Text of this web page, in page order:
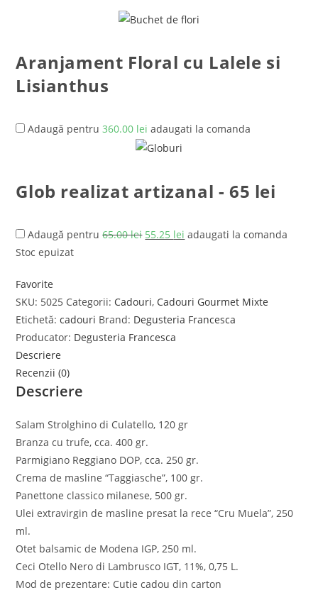
Aranjament Floral cu Lalele si
Lisianthus
Adaugă pentru360.00 lei adaugati la comanda
Glob realizat artizanal - 65 lei
Adaugă pentru65.00lei 55.25 lei adaugati la comanda
Stoc epuizat
Favorite
SKU: 5025 Categorii: Cadouri, Cadouri Gourmet Mixte
Etichetă:cadouri Brand: Degusteria Francesca
Producator: Degusteria Francesca
Descriere
Recenzii (0)
Descriere
Salam Strolghino di Culatello, 120 gr
Branza cu trufe, cca. 400 gr.
Parmigiano Reggiano DOP, cca. 250 gr.
Crema de masline “Taggiasche”, 100 gr.
Panettone classico milanese, 500 gr.
Ulei extravirgin de masline presat la rece “Cru Muela”, 250
ml.
Otet balsamic de Modena IGP, 250 ml.
Ceci Otello Nero di Lambrusco IGT, 11%, 0,75 L.
Mod de prezentare: Cutie cadou din carton